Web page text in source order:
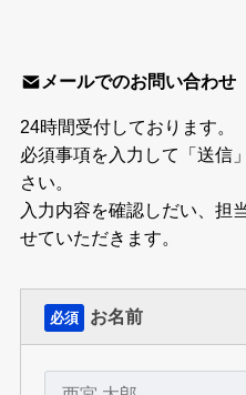
メールでのお問い合わせ
24時間受付しております。
必須事項を入力して「送信
さい。
入力内容を確認しだい、担
せていただきます。
必須 お名前